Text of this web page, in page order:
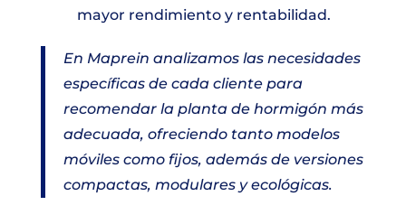
mayor rendimiento y rentabilidad.
En Maprein analizamos las necesidades
específicas de cada cliente para
recomendar la planta de hormigón más
adecuada, ofreciendo tanto modelos
móviles como fijos, además de versiones
compactas, modulares y ecológicas.